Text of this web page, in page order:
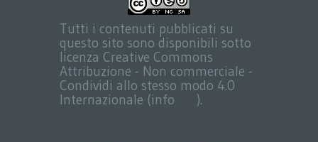
Tutti i contenuti pubblicati su
questo sito sono disponibili sotto
licenza Creative Commons
Attribuzione - Non commerciale -
Condividi allo stesso modo 4.0
Internazionale (info
).